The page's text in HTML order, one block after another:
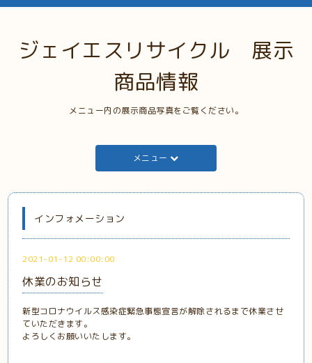
ジェイエスリサイクル 展示
商品情報
メニュー内の展示商品写真をご覧ください。
メニュー
インフォメーション
2021-01-12 00:00:00
休業のお知らせ
新型コロナウイルス感染症緊急事態宣言が解除されるまで休業させ
ていただきます。
よろしくお願いいたします。